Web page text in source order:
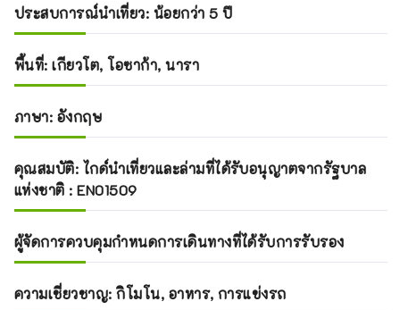
ประสบการณ์นำเที่ยว: น้อยกว่า 5 ปี
พื้นที่: เกียวโต, โอซาก้า, นารา
ภาษา: อังกฤษ
คุณสมบัติ: ไกด์นำเที่ยวและล่ามที่ได้รับอนุญาตจากรัฐบาล
แห่งชาติ : EN01509
ผู้จัดการควบคุมกำหนดการเดินทางที่ได้รับการรับรอง
ความเชี่ยวชาญ: กิโมโน, อาหาร, การแข่งรถ